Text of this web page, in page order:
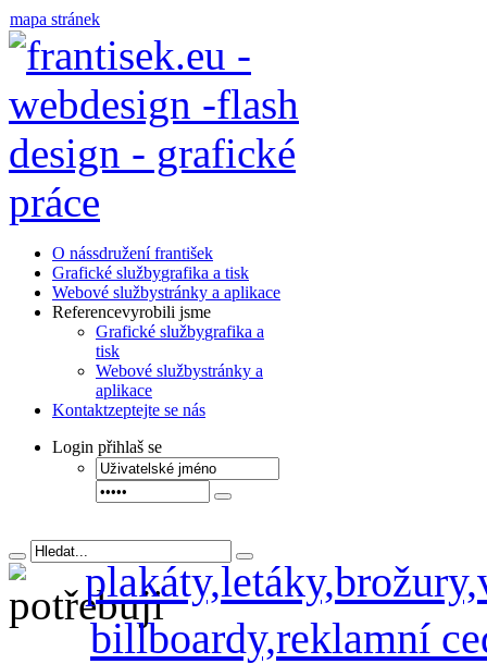
mapa stránek
O nássdružení františek
Grafické službygrafika a tisk
Webové službystránky a aplikace
Referencevyrobili jsme
Grafické službygrafika a
tisk
Webové službystránky a
aplikace
Kontaktzeptejte se nás
Login přihlaš se
billboardy,reklamní